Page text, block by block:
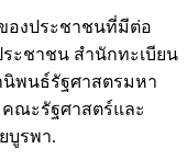
องประชาชนที่มีต่อ
ะชาชน สํานักทะเบียน
นิพนธ์รัฐศาสตรมหา
ณะรัฐศาสตร์และ
บูรพา.